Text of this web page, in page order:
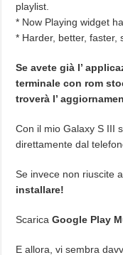
playlist.
* Now Playing widget
* Harder, better, faster,
Se avete già l’
terminale con rom
troverà l’
Con il mio Galaxy S III
direttamente dal
Se invece non riuscite
installare!
ScaricaGoogle Play
E allora, vi sembra